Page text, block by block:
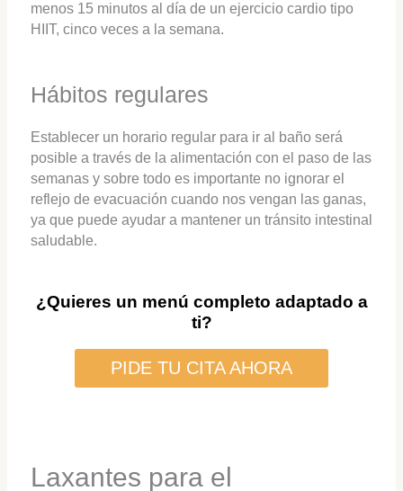
menos 15 minutos al día de un ejercicio cardio tipo
HIIT, cinco veces a la semana.
Hábitos regulares
Establecer un horario regular para ir al baño será
posible a través de la alimentación con el paso de las
semanas y sobre todo es importante no ignorar el
reflejo de evacuación cuando nos vengan las ganas,
ya que puede ayudar a mantener un tránsito intestinal
saludable.
¿Quieres un menú completo adaptado a
ti?
PIDE TU CITA AHORA
Laxantes para el